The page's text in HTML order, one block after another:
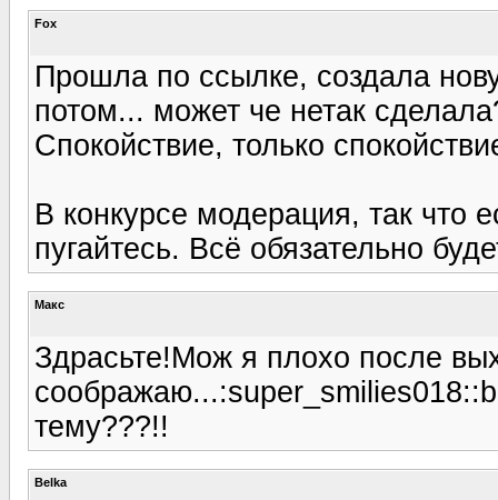
Fox
Прошла по ссылке, создала
потом... может че нетак
Спокойствие, только
В конкурсе модерация, так что
пугайтесь. Всё обязательно
Макс
Здрасьте!Мож я плохо после
тему???!!
Belka